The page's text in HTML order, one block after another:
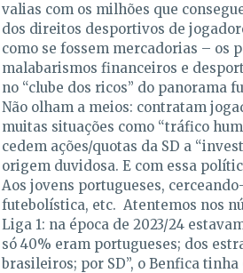
valias com os milhões que
dos direitos desportivos de
como se fossem mercadorias – os
malabarismos financeiros e
no “clube dos ricos” do panorama
Não olham a meios: contratam
muitas situações como “tráfico
cedem ações/quotas da SD a
origem duvidosa. E com essa
Aos jovens portugueses,
futebolística, etc. Atentemos nos
Liga 1: na época de 2023/24
só 40% eram portugueses; dos
brasileiros; por SD”, o Benfica